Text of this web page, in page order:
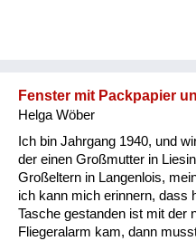
habe, kann ich mich
waren und die wurden ganz
Fenster mit Packpapier
Helga Wöber
Ich bin Jahrgang 1940, und
der einen Großmutter in
Großeltern in Langenlois,
ich kann mich erinnern, dass
Tasche gestanden ist mit der
Fliegeralarm kam, dann